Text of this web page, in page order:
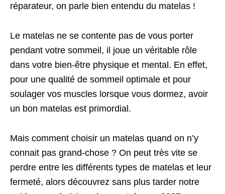
réparateur, on parle bien entendu du matelas !
Le matelas ne se contente pas de vous porter
pendant votre sommeil, il joue un véritable rôle
dans votre bien-être physique et mental. En effet,
pour une qualité de sommeil optimale et pour
soulager vos muscles lorsque vous dormez, avoir
un bon matelas est primordial.
Mais comment choisir un matelas quand on n’y
connait pas grand-chose ? On peut très vite se
perdre entre les différents types de matelas et leur
fermeté, alors découvrez sans plus tarder notre